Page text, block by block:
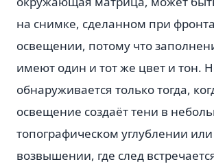
на снимке, сделанном при
освещении, потому что
имеют один и тот же цвет и тон.
обнаруживается только тогда,
освещение создаёт тени в
топографическом углублении или
возвышении, где след